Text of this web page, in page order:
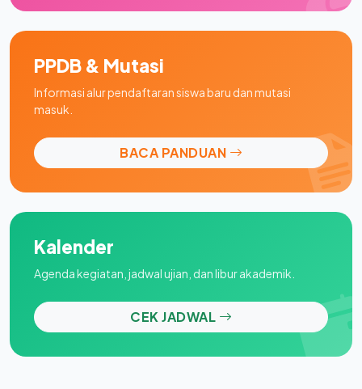
PPDB & Mutasi
Informasi alur pendaftaran siswa baru dan mutasi
masuk.
BACA PANDUAN
Kalender
Agenda kegiatan, jadwal ujian, dan libur akademik.
CEK JADWAL